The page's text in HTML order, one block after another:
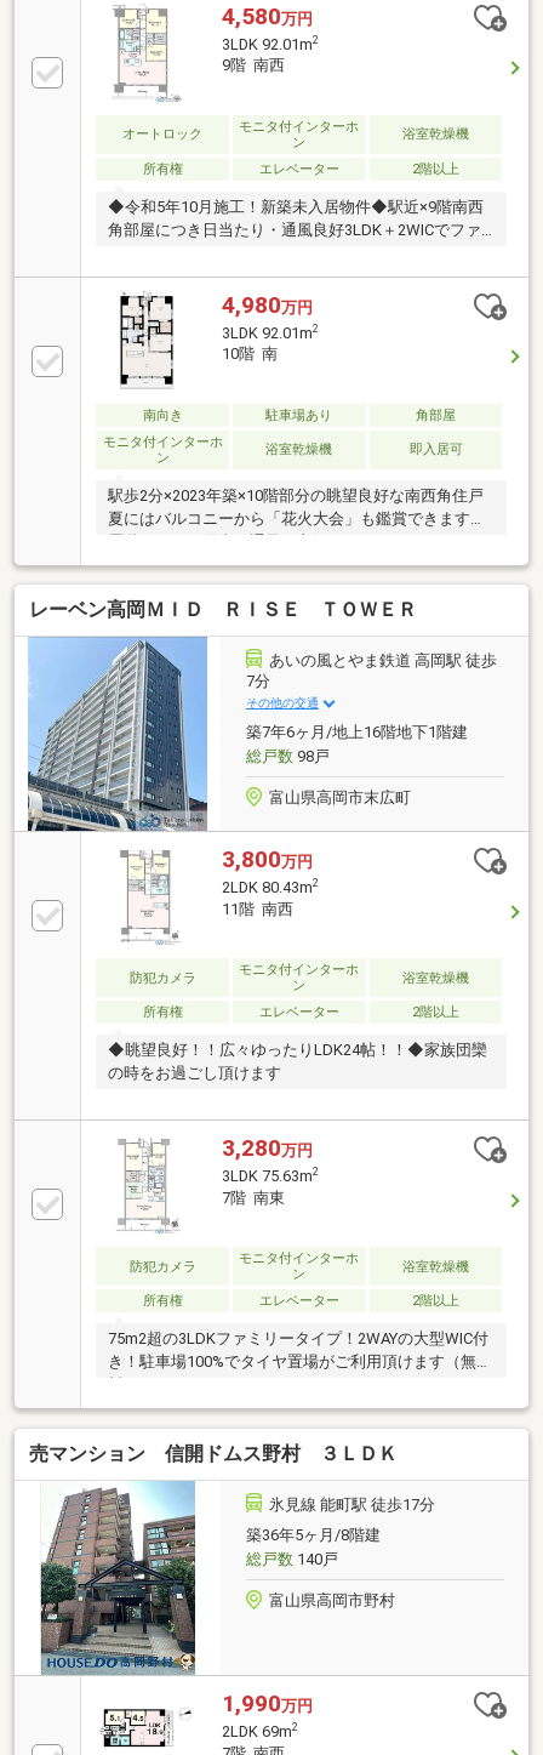
4,580万円
3LDK 92.01m2
9階 南西
オートロック
モニタ付インターホ
ン
浴室乾燥機
所有権 エレベーター 2階以上
◆令和5年10月施工！新築未入居物件◆駅近×9階南西
角部屋につき日当たり・通風良好3LDK＋2WICでファ
4,980万円
3LDK 92.01m2
10階 南
南向き 駐車場あり
角部屋
モニタ付インターホ
ン
浴室乾燥機 即入居可
駅歩2分×2023年築×10階部分の眺望良好な南西角住戸
夏にはバルコニーから「花火大会」も鑑賞できます高
層階につき、陽当＆通風も良好ランドリーやジム、コ
ンシェルジュやゲストルームなど充実した共有施設を
完備しております３LDK＋WIC×2ヶ所完備アイランド
キッチン＆パントリー完備のLDKは22.5帖洋室5.5帖の
可動間仕切りを開けると、約28帖の広々LDKとしても
ご利用いただけます1坪超の洗面所にはシャワー付の
広々とした独立型洗面台＆収納完備2沿線2駅、またJR
北陸新幹線「新高岡」駅も利用可東京駅・上野駅まで
約2時間半でアクセス可能ですお問い合わせはキヨシ
ハウジングへ！
レーベン高岡ＭＩＤ ＲＩＳＥ ＴＯＷＥＲ
あいの風とやま鉄道 高岡駅 徒歩
7分
その他の交通
築7年6ヶ月/地上16階地下1階建
総戸数98戸
富山県高岡市末広町
3,800万円
2LDK 80.43m2
11階 南西
防犯カメラ
モニタ付インターホ
ン
浴室乾燥機
所有権 エレベーター 2階以上
◆眺望良好！！広々ゆったりLDK24帖！！◆家族団欒
の時をお過ごし頂けます
3,280万円
3LDK 75.63m2
7階 南東
防犯カメラ
モニタ付インターホ
ン
浴室乾燥機
所有権 エレベーター 2階以上
75m2超の3LDKファミリータイプ！2WAYの大型WIC付
き！駐車場100%でタイヤ置場がご利用頂けます（無
売マンション 信開ドムス野村 ３ＬＤＫ
氷見線 能町駅 徒歩17分
築36年5ヶ月/8階建
総戸数140戸
富山県高岡市野村
1,990万円
2LDK 69m2